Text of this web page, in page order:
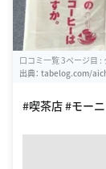
口コミ一覧 3ページ目
出典： tabelog.com/
#喫茶店 #モー